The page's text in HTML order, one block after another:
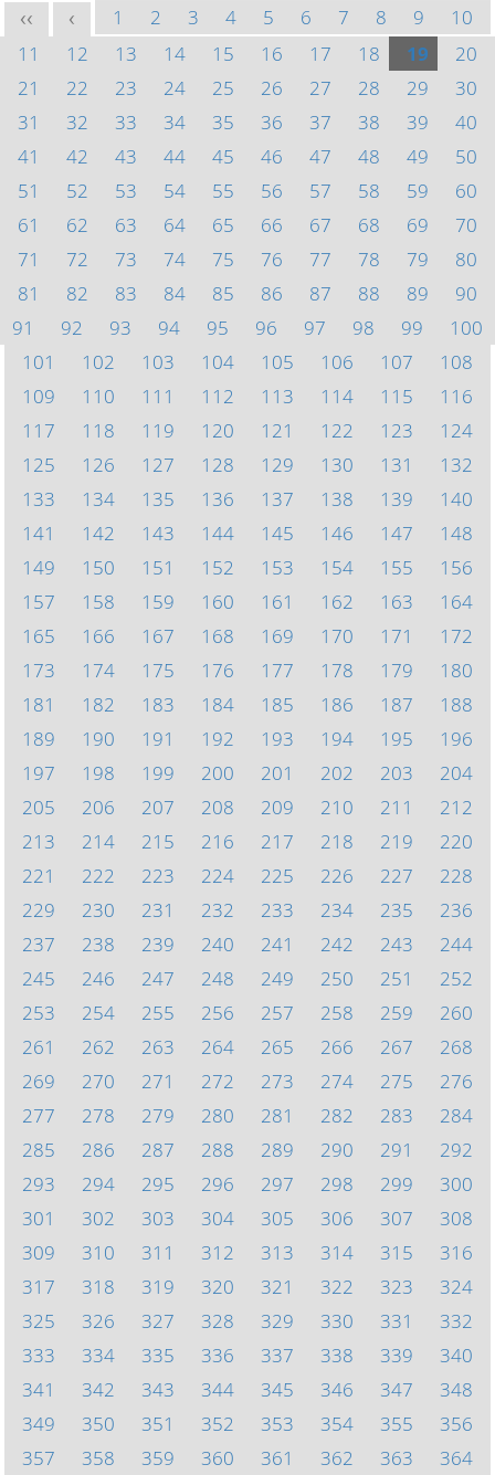
<< < 1 2 3 4 5 6 7 8 9
10
11
12 13 14 15 16 17 18 19
20
21
22 23 24 25 26 27 28 29
30
31
32 33 34 35 36 37 38 39
40
41
42 43 44 45 46 47 48 49
50
51
52 53 54 55 56 57 58 59
60
61
62 63 64 65 66 67 68 69
70
71
72 73 74 75 76 77 78 79
80
81
82 83 84 85 86 87 88 89
90
91
92 93 94 95 96 97 98 99
100
101
102 103 104 105 106 107
108
109
110 111 112 113 114 115
116
117
118 119 120 121 122 123
124
125
126 127 128 129 130 131
132
133
134 135 136 137 138 139
140
141
142 143 144 145 146 147
148
149
150 151 152 153 154 155
156
157
158 159 160 161 162 163
164
165
166 167 168 169 170 171
172
173
174 175 176 177 178 179
180
181
182 183 184 185 186 187
188
189
190 191 192 193 194 195
196
197
198 199 200 201 202 203
204
205
206 207 208 209 210 211
212
213
214 215 216 217 218 219
220
221
222 223 224 225 226 227
228
229
230 231 232 233 234 235
236
237
238 239 240 241 242 243
244
245
246 247 248 249 250 251
252
253
254 255 256 257 258 259
260
261
262 263 264 265 266 267
268
269
270 271 272 273 274 275
276
277
278 279 280 281 282 283
284
285
286 287 288 289 290 291
292
293
294 295 296 297 298 299
300
301
302 303 304 305 306 307
308
309
310 311 312 313 314 315
316
317
318 319 320 321 322 323
324
325
326 327 328 329 330 331
332
333
334 335 336 337 338 339
340
341
342 343 344 345 346 347
348
349
350 351 352 353 354 355
356
357
358 359 360 361 362 363 364